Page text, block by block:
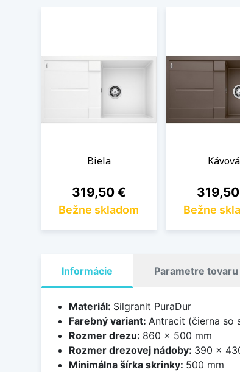
Biela
Cena
319,50 €
Bežne skladom
Kávová
Cena
Bežne
Informácie Parametre tovaru
Materiál: Silgranit PuraDur
Farebný variant: Antracit (čierna so
Rozmer drezu: 860 x 500 mm
Rozmer drezovej nádoby: 390 x
Minimálna šírka skrinky: 500 mm